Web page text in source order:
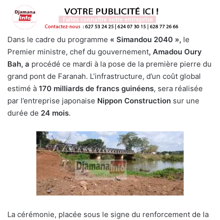
Dans le cadre du programme « Simandou 2040 », le
Premier ministre, chef du gouvernement, Amadou Oury
Bah, a procédé ce mardi à la pose de la première pierre du
grand pont de Faranah. L’infrastructure, d’un coût global
estimé à 170 milliards de francs guinéens, sera réalisée
par l’entreprise japonaise Nippon Construction sur une
durée de 24 mois.
La cérémonie, placée sous le signe du renforcement de la